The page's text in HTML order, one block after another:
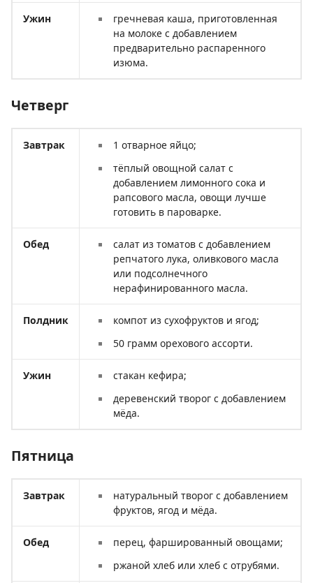
Ужин
гречневая каша, приготовленная
на молоке с добавлением
предварительно распаренного
изюма.
Четверг
Завтрак
1 отварное яйцо;
тёплый овощной салат с
добавлением лимонного сока и
рапсового масла, овощи лучше
готовить в пароварке.
Обед
салат из томатов с добавлением
репчатого лука, оливкового масла
или подсолнечного
нерафинированного масла.
Полдник
компот из сухофруктов и ягод;
50 грамм орехового ассорти.
Ужин
стакан кефира;
деревенский творог с добавлением
мёда.
Пятница
Завтрак
натуральный творог с добавлением
фруктов, ягод и мёда.
Обед
перец, фаршированный овощами;
ржаной хлеб или хлеб с отрубями.